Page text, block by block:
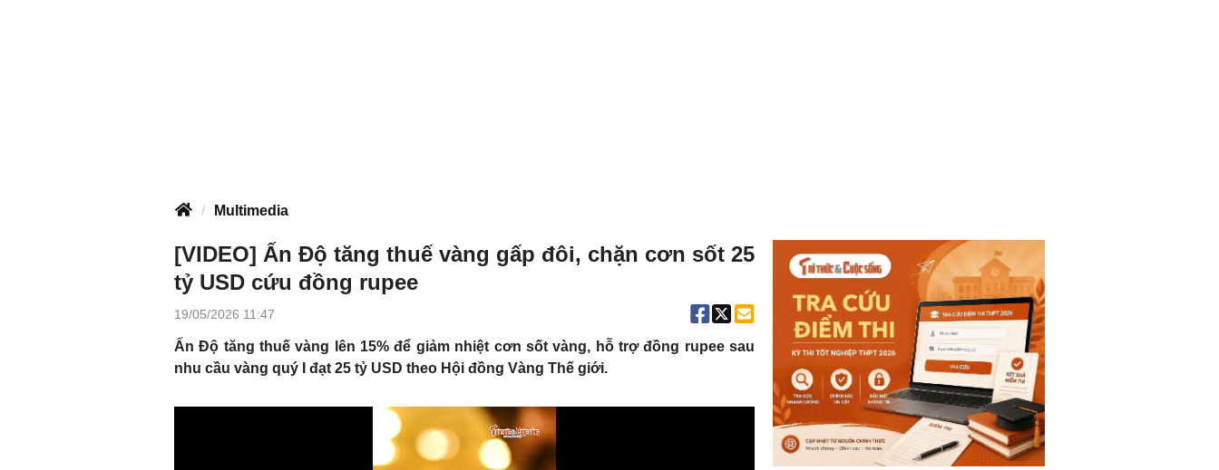
Multimedia
[VIDEO] Ấn Độ tăng thuế vàng gấp đôi, chặn cơn sốt 25
tỷ USD cứu đồng rupee
19/05/2026 11:47
Ấn Độ tăng thuế vàng lên 15% để giảm nhiệt cơn sốt vàng, hỗ trợ đồng rupee sau
nhu cầu vàng quý I đạt 25 tỷ USD theo Hội đồng Vàng Thế giới.